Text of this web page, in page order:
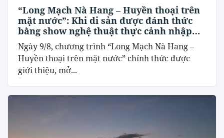
“Long Mạch Nà Hang – Huyền thoại trên
mặt nước”: Khi di sản được đánh thức
bằng show nghệ thuật thực cảnh nhập
vai
Ngày 9/8, chương trình “Long Mạch Nà Hang –
Huyền thoại trên mặt nước” chính thức được
giới thiệu, mở...